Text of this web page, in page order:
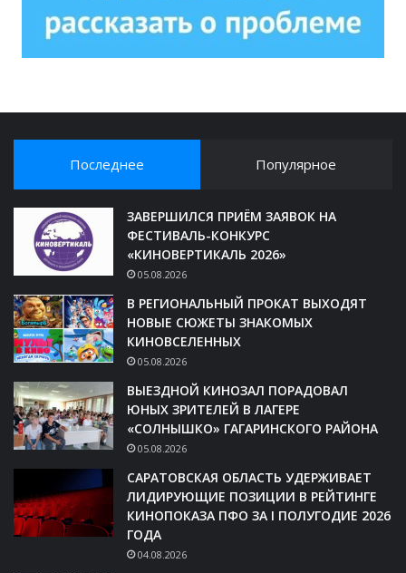
Последнее Популярное
ЗАВЕРШИЛСЯ ПРИЁМ ЗАЯВОК НА
ФЕСТИВАЛЬ-КОНКУРС
«КИНОВЕРТИКАЛЬ 2026»
05.08.2026
В РЕГИОНАЛЬНЫЙ ПРОКАТ ВЫХОДЯТ
НОВЫЕ СЮЖЕТЫ ЗНАКОМЫХ
КИНОВСЕЛЕННЫХ
05.08.2026
ВЫЕЗДНОЙ КИНОЗАЛ ПОРАДОВАЛ
ЮНЫХ ЗРИТЕЛЕЙ В ЛАГЕРЕ
«СОЛНЫШКО» ГАГАРИНСКОГО РАЙОНА
05.08.2026
САРАТОВСКАЯ ОБЛАСТЬ УДЕРЖИВАЕТ
ЛИДИРУЮЩИЕ ПОЗИЦИИ В РЕЙТИНГЕ
КИНОПОКАЗА ПФО ЗА I ПОЛУГОДИЕ 2026
ГОДА
04.08.2026